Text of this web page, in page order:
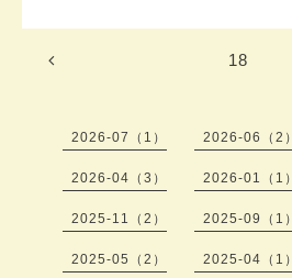
18
2026-07（1） 2026-06（2）
2026-04（3） 2026-01（1）
2025-11（2） 2025-09（1）
2025-05（2） 2025-04（1）